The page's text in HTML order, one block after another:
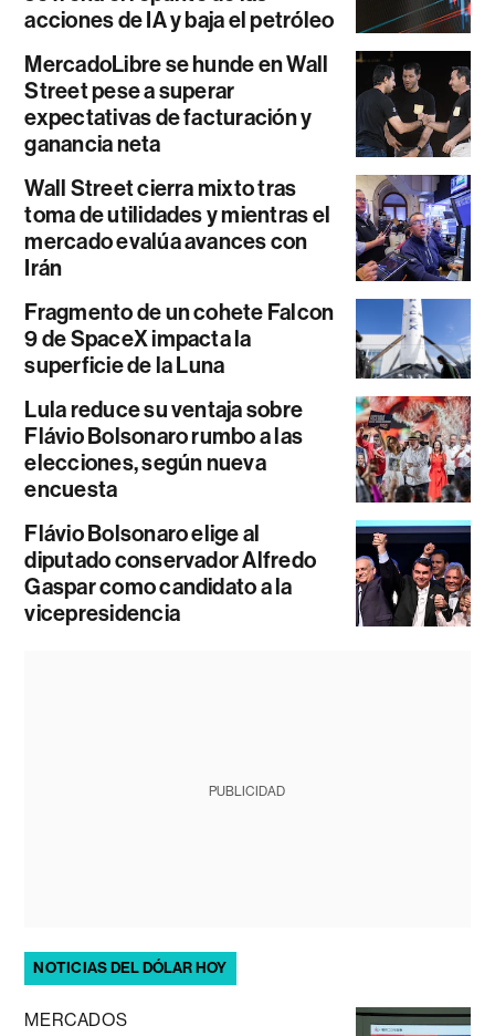
acciones de IA y baja el petróleo
MercadoLibre se hunde en Wall
Street pese a superar
expectativas de facturación y
ganancia neta
Wall Street cierra mixto tras
toma de utilidades y mientras el
mercado evalúa avances con
Irán
Fragmento de un cohete Falcon
9 de SpaceX impacta la
superficie de la Luna
Lula reduce su ventaja sobre
Flávio Bolsonaro rumbo a las
elecciones, según nueva
encuesta
Flávio Bolsonaro elige al
diputado conservador Alfredo
Gaspar como candidato a la
vicepresidencia
PUBLICIDAD
NOTICIAS DEL DÓLAR HOY
MERCADOS